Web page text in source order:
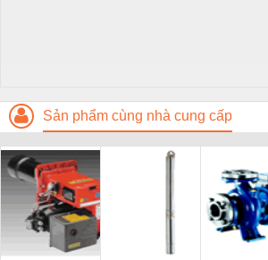
Sản phẩm cùng nhà cung cấp